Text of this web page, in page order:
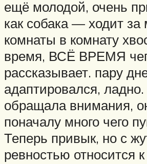
ещё молодой, очень
как собака — ходит за
комнаты в комнату
время, ВСЁ ВРЕМЯ
рассказывает. пару
адаптировался,
обращала внимания,
поначалу много чего
Теперь привык, но с
ревностью относится